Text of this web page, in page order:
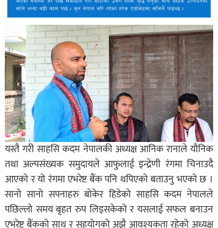
यस्तै गरी साहसि कदम नेपालकी अध्यक्ष आनिक रानाले यौनिक
तथा अल्पसंख्यक समुदायले आफुलाई इन्द्रेणी रंगमा चिनाउदै
आएको र यो रंगमा एभरेष्ट बैंक पनि थपिएको बताउनु भएको छ ।
सानो सानो सपनाहरु बोकेर हिडेको साहसि कदम नेपालले
पछिल्लो समय बृहत रुप लिइसकेको र यसलाई सफल बनाउन
एभरेष्ट बैंकको साथ र सहयोगको अझै आवश्यकता रहेको अध्यक्ष